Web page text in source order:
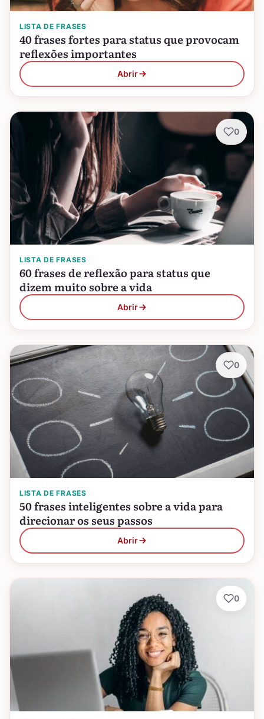
LISTA DE FRASES
40 frases fortes para status que provocam
reflexões importantes
Abrir
LISTA DE FRASES
60 frases de reflexão para status que
dizem muito sobre a vida
Abrir
0
LISTA DE FRASES
50 frases inteligentes sobre a vida para
direcionar os seus passos
Abrir
0
0